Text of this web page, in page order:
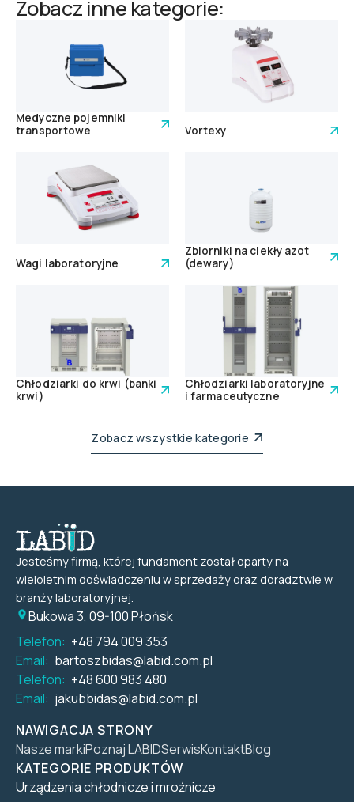
Zobacz inne kategorie:
Medyczne pojemniki
transportowe
Vortexy
Wagi laboratoryjne
Zbiorniki na ciekły azot
(dewary)
Chłodziarki do krwi (banki
krwi)
Chłodziarki laboratoryjne
i farmaceutyczne
Zobacz wszystkie kategorie
Jesteśmy firmą, której fundament został oparty na
wieloletnim doświadczeniu w sprzedaży oraz doradztwie w
branży laboratoryjnej.
Bukowa 3, 09-100 Płońsk
Telefon: +48 794 009 353
Email: bartoszbidas@labid.com.pl
Telefon: +48 600 983 480
Email: jakubbidas@labid.com.pl
NAWIGACJA STRONY
Nasze markiPoznaj LABIDSerwisKontaktBlog
KATEGORIE PRODUKTÓW
Urządzenia chłodnicze i mroźnicze